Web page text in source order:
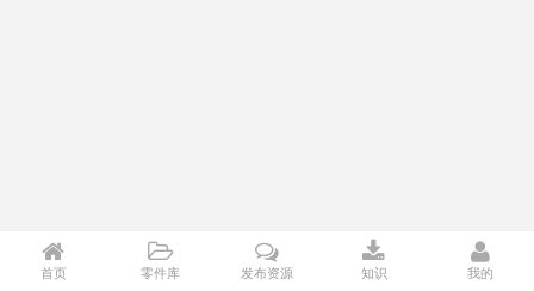
首页 零件库 发布资源 知识 我的